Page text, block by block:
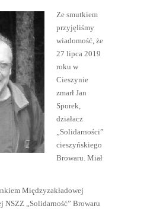
Ze smutkiem
przyjęliśmy
wiadomość, że
27 lipca 2019
roku w
Cieszynie
zmarł Jan
Sporek,
działacz
„Solidarności”
cieszyńskiego
Browaru. Miał
Międzyzakładowej
NSZZ „Solidarność” Browaru